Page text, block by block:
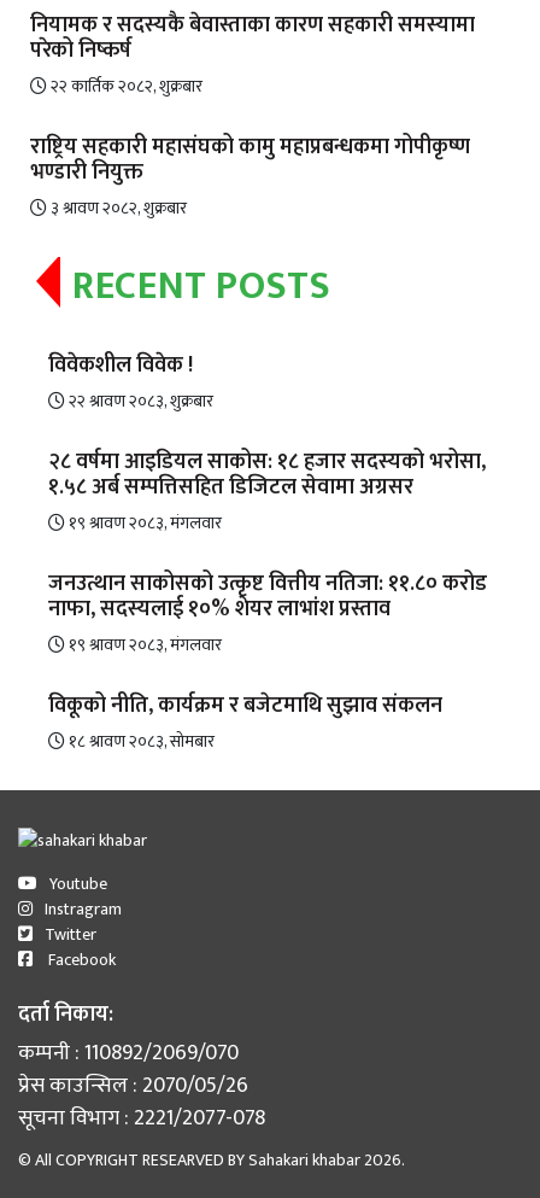
नियामक र सदस्यकै बेवास्ताका कारण सहकारी समस्यामा
परेको निष्कर्ष
२२ कार्तिक २०८२, शुक्रबार
राष्ट्रिय सहकारी महासंघको कामु महाप्रबन्धकमा गोपीकृष्ण
भण्डारी नियुक्त
३ श्रावण २०८२, शुक्रबार
RECENT POSTS
विवेकशील विवेक !
२२ श्रावण २०८३, शुक्रबार
२८ वर्षमा आइडियल साकोस: १८ हजार सदस्यको भरोसा,
१.५८ अर्ब सम्पत्तिसहित डिजिटल सेवामा अग्रसर
१९ श्रावण २०८३, मंगलवार
जनउत्थान साकोसको उत्कृष्ट वित्तीय नतिजा: ११.८० करोड
नाफा, सदस्यलाई १०% शेयर लाभांश प्रस्ताव
१९ श्रावण २०८३, मंगलवार
विकूको नीति, कार्यक्रम र बजेटमाथि सुझाव संकलन
१८ श्रावण २०८३, सोमबार
Facebook
Twitter
Instragram
Youtube
दर्ता निकाय:
कम्पनी : 110892/2069/070
प्रेस काउन्सिल : 2070/05/26
सूचना विभाग : 2221/2077-078
© All COPYRIGHT RESEARVED BYSahakari khabar2026.